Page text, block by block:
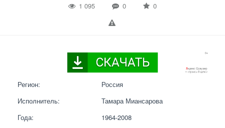
1 095 0 0
Регион:
Россия
Исполнитель:
Тамара Миансарова
Года:
1964-2008